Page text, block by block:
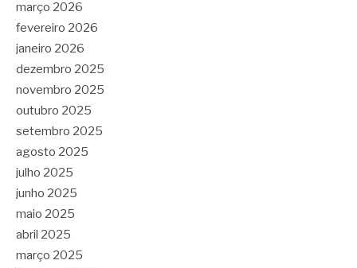
março 2026
fevereiro 2026
janeiro 2026
dezembro 2025
novembro 2025
outubro 2025
setembro 2025
agosto 2025
julho 2025
junho 2025
maio 2025
abril 2025
março 2025